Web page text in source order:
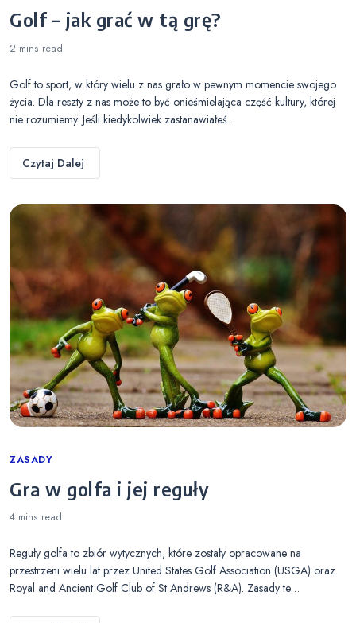
Golf – jak grać w tą grę?
2 mins read
Golf to sport, w który wielu z nas grało w pewnym momencie swojego
życia. Dla reszty z nas może to być onieśmielająca część kultury, której
nie rozumiemy. Jeśli kiedykolwiek zastanawiałeś…
Czytaj Dalej
Categories
ZASADY
Gra w golfa i jej reguły
4 mins read
Reguły golfa to zbiór wytycznych, które zostały opracowane na
przestrzeni wielu lat przez United States Golf Association (USGA) oraz
Royal and Ancient Golf Club of St Andrews (R&A). Zasady te…